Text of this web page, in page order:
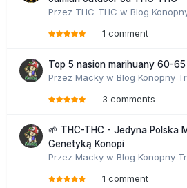
Przez THC-THC w Blog
1 comment
Top 5 nasion marihuany 60-
Przez Macky w Blog Konopny
3 comments
🌱 THC-THC - Jedyna Polska
Genetyką Konopi
Przez Macky w Blog Konopny
1 comment